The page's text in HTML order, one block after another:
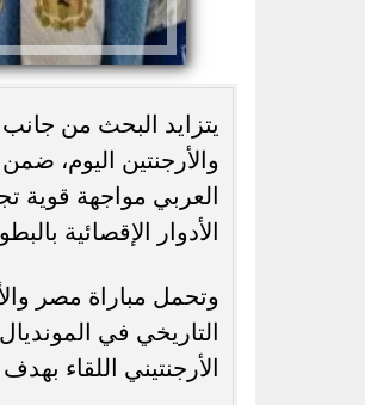
يتزايد البحث من
العربي مواجهة قوية
الأدوار الإقصائية
وتحمل مباراة مصر
التاريخي في
الأرجنتيني اللقاء
الدور الثاني بالقاهرة 2026